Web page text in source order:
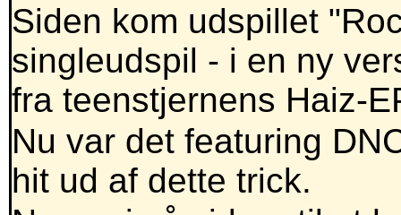
Siden kom udspillet
singleudspil - i en ny
fra teenstjernens Haiz-
Nu var det featuring
hit ud af dette trick.